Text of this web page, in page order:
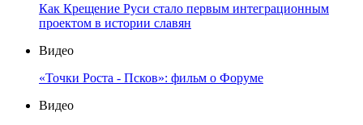
Как Крещение Руси стало первым интеграционным
проектом в истории славян
Видео
«Точки Роста - Псков»: фильм о Форуме
Видео